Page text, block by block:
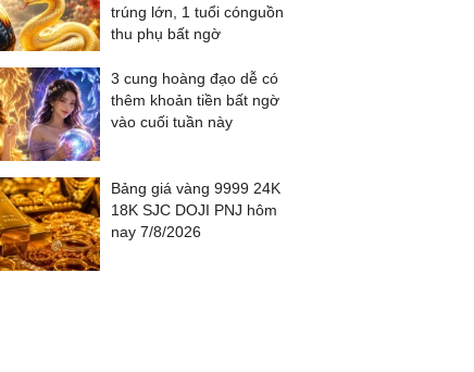
trúng lớn, 1 tuổi cónguồn
thu phụ bất ngờ
3 cung hoàng đạo dễ có
thêm khoản tiền bất ngờ
vào cuối tuần này
Bảng giá vàng 9999 24K
18K SJC DOJI PNJ hôm
nay 7/8/2026